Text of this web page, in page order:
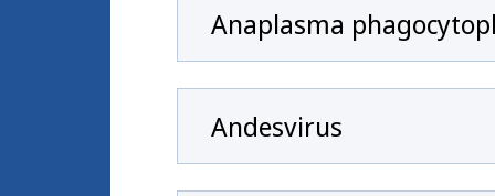
Anaplasma
Andesvirus